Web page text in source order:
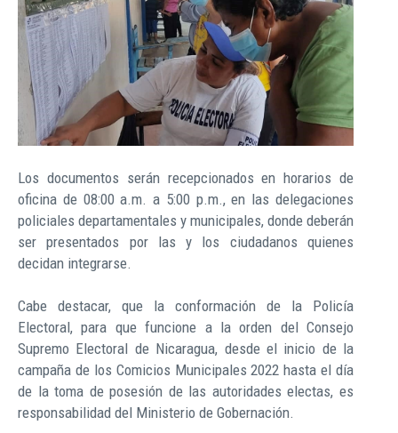
Los documentos serán recepcionados en horarios de
oficina de 08:00 a.m. a 5:00 p.m., en las delegaciones
policiales departamentales y municipales, donde deberán
ser presentados por las y los ciudadanos quienes
decidan integrarse.
Cabe destacar, que la conformación de la Policía
Electoral, para que funcione a la orden del Consejo
Supremo Electoral de Nicaragua, desde el inicio de la
campaña de los Comicios Municipales 2022 hasta el día
de la toma de posesión de las autoridades electas, es
responsabilidad del Ministerio de Gobernación.